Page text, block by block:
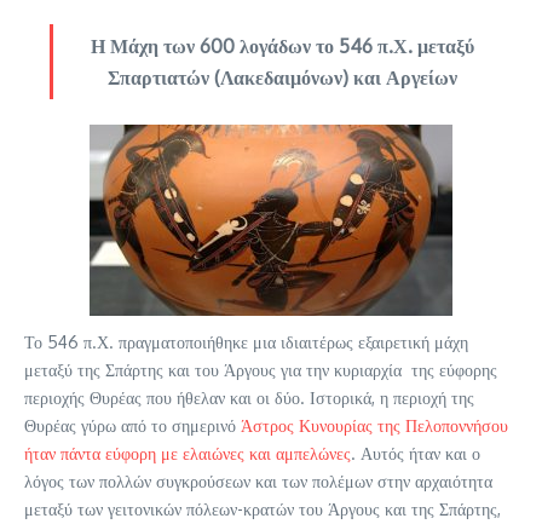
Η Μάχη των 600 λογάδων το 546 π.Χ. μεταξύ
Σπαρτιατών (Λακεδαιμόνων) και Αργείων
Το 546 π.Χ. πραγματοποιήθηκε μια ιδιαιτέρως εξαιρετική μάχη
μεταξύ της Σπάρτης και του Άργους για την κυριαρχία της εύφορης
περιοχής Θυρέας που ήθελαν και οι δύο. Ιστορικά, η περιοχή της
Θυρέας γύρω από το σημερινό Άστρος Κυνουρίας της Πελοποννήσου
ήταν πάντα εύφορη με ελαιώνες και αμπελώνες. Αυτός ήταν και ο
λόγος των πολλών συγκρούσεων και των πολέμων στην αρχαιότητα
μεταξύ των γειτονικών πόλεων-κρατών του Άργους και της Σπάρτης,